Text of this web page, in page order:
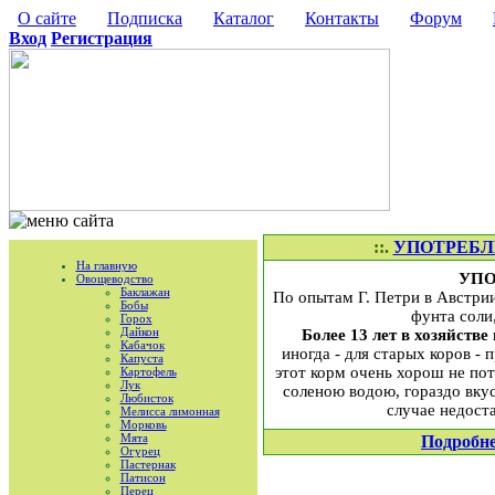
О сайте Подписка Каталог Контакты Форум
Вход Регистрация
На главную
Овощеводство
Баклажан
Бобы
Горох
Дайкон
Кабачок
Капуста
Картофель
Лук
Любисток
Мелисса лимонная
Морковь
Мята
Огурец
Пастернак
Патисон
Перец
::.
По опытам Г. Петри в
фунта
Более 13 лет в
иногда - для старых коров -
этот корм очень хорош не
соленою водою, гораздо
случае